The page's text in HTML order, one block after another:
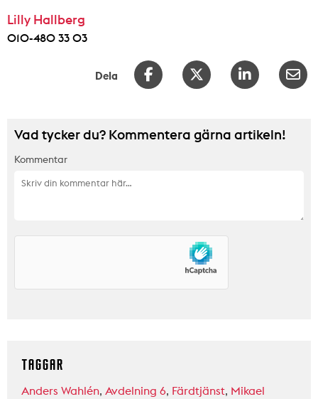
Lilly Hallberg
010-480 33 03
Dela
Vad tycker du? Kommentera gärna artikeln!
Kommentar
TAGGAR
Anders Wahlén, Avdelning 6, Färdtjänst, Mikael